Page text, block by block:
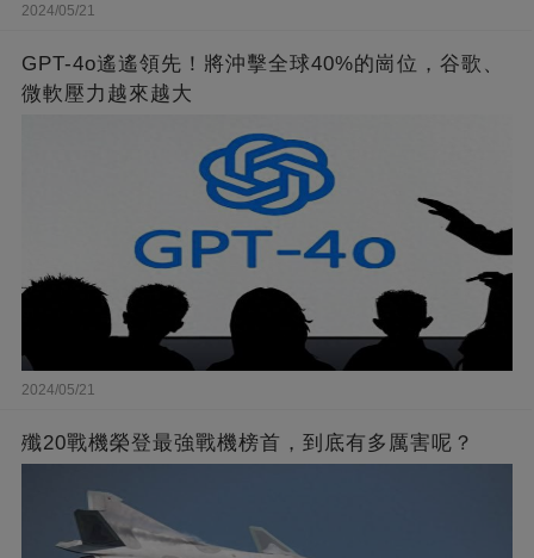
2024/05/21
GPT-4o遙遙領先！將沖擊全球40%的崗位，谷歌、
微軟壓力越來越大
2024/05/21
殲20戰機榮登最強戰機榜首，到底有多厲害呢？